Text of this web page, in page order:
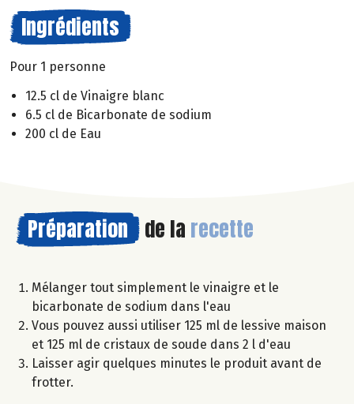
Ingrédients
Pour 1 personne
12.5 cl de Vinaigre blanc
6.5 cl de Bicarbonate de sodium
200 cl de Eau
Préparation de la recette
Mélanger tout simplement le vinaigre et le
bicarbonate de sodium dans l'eau
Vous pouvez aussi utiliser 125 ml de lessive maison
et 125 ml de cristaux de soude dans 2 l d'eau
Laisser agir quelques minutes le produit avant de
frotter.